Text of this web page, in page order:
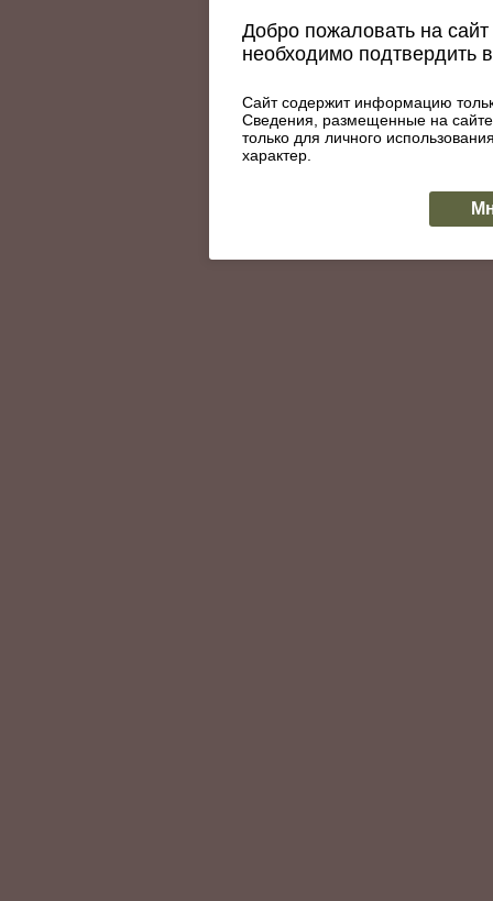
Добро пожаловать на
необходимо подтвердить
Сайт содержит информацию
Сведения, размещенные на
только для личного
характер.